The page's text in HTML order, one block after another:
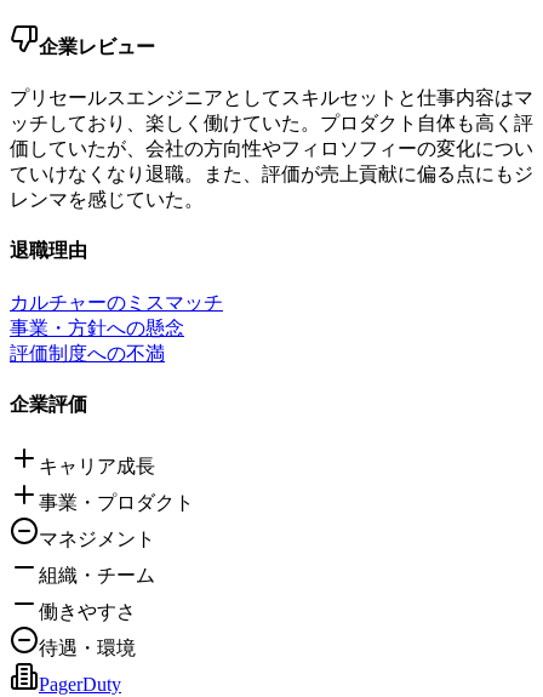
企業レビュー
プリセールスエンジニアとしてスキルセットと仕事内容はマ
ッチしており、楽しく働けていた。プロダクト自体も高く評
価していたが、会社の方向性やフィロソフィーの変化につい
ていけなくなり退職。また、評価が売上貢献に偏る点にもジ
レンマを感じていた。
退職理由
カルチャーのミスマッチ
事業・方針への懸念
評価制度への不満
企業評価
キャリア成長
事業・プロダクト
マネジメント
組織・チーム
働きやすさ
待遇・環境
PagerDuty